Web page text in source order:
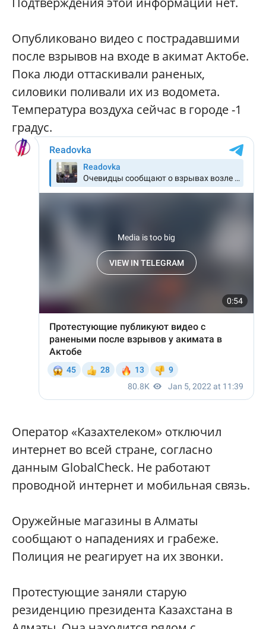
Опубликовано видео с пострадавшими
после взрывов на входе в акимат Актобе.
Пока люди оттаскивали раненых,
силовики поливали их из водомета.
Температура воздуха сейчас в городе -1
градус.
Оператор «Казахтелеком» отключил
интернет во всей стране, согласно
данным GlobalCheck. Не работают
проводной интернет и мобильная связь.
Оружейные магазины в Алматы
сообщают о нападениях и грабеже.
Полиция не реагирует на их звонки.
Протестующие заняли старую
резиденцию президента Казахстана в